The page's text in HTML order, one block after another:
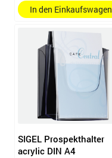
In den Einkaufswagen
SIGEL Prospekthalter
acrylic DIN A4